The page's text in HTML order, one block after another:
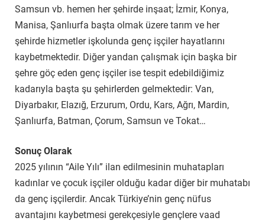
Samsun vb. hemen her şehirde inşaat; İzmir, Konya,
Manisa, Şanlıurfa başta olmak üzere tarım ve her
şehirde hizmetler işkolunda genç işçiler hayatlarını
kaybetmektedir. Diğer yandan çalışmak için başka bir
şehre göç eden genç işçiler ise tespit edebildiğimiz
kadarıyla başta şu şehirlerden gelmektedir: Van,
Diyarbakır, Elazığ, Erzurum, Ordu, Kars, Ağrı, Mardin,
Şanlıurfa, Batman, Çorum, Samsun ve Tokat…
Sonuç Olarak
2025 yılının “Aile Yılı” ilan edilmesinin muhatapları
kadınlar ve çocuk işçiler olduğu kadar diğer bir muhatabı
da genç işçilerdir. Ancak Türkiye’nin genç nüfus
avantajını kaybetmesi gerekçesiyle gençlere vaad